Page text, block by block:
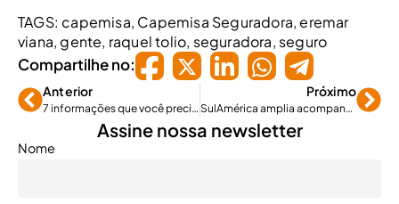
TAGS: capemisa, Capemisa Seguradora,eremar
viana,gente, raquel tolio, seguradora, seguro
Compartilhe no:
Anterior
7 informações que você precisa saber sobre previdência privada
Próximo
SulAmérica amplia acompanhamento de gestantes e bebês
Assine nossa newsletter
Nome